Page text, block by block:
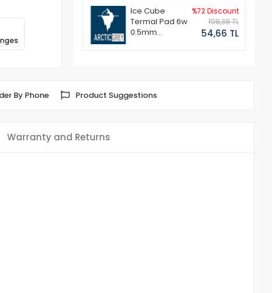
Ice Cube
Termal Pad 6w
0.5mm
%72 Discount
198,38 TL
54,66 TL
By Phone Product Suggestions
Warranty and Returns